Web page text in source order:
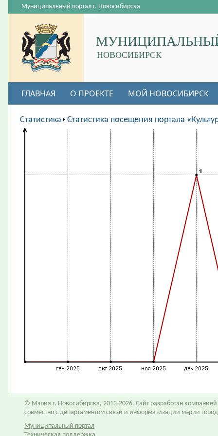
НОВОСИБИРСК
Муниципальный портал г. Новосибирска
ГЛАВНАЯ О ПРОЕКТЕ МОЙ НОВОСИБИРСК
ВАКАНСИИ
Статистика Статистика посещения портала
© Мэрия г. Новосибирска, 2013-2026. Сайт разработан компанией
совместно с департаментом связи и информатизации мэрии
Муниципальный портал